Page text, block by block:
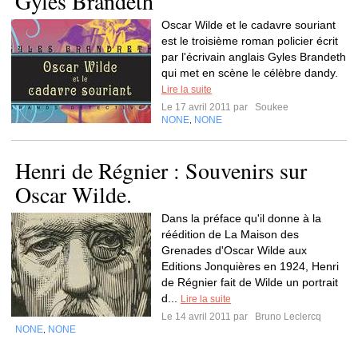
Oscar Wilde et le cadavre souriant
est le troisième roman policier écrit
par l'écrivain anglais Gyles Brandeth
qui met en scène le célèbre dandy.
Lire la suite
Le 17 avril 2011 par
Soukee
NONE NONE
Henri de Régnier : Souvenirs sur
Oscar Wilde.
Dans la préface qu'il donne à la
réédition de La Maison des
Grenades d'Oscar Wilde aux
Editions Jonquières en 1924, Henri
de Régnier fait de Wilde un portrait
d...
Lire la suite
Le 14 avril 2011 par
Bruno Leclercq
NONE NONE